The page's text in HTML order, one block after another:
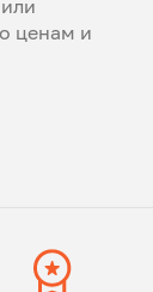
ценам и